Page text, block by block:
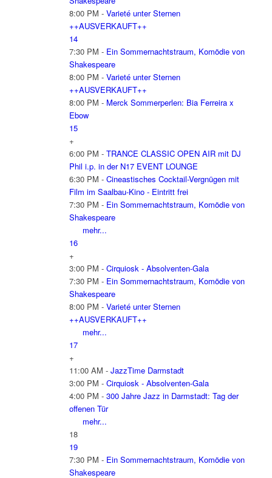
8:00 PM - Varieté unter Sternen
++AUSVERKAUFT++
14
7:30 PM - Ein Sommernachtstraum, Komödie von
Shakespeare
8:00 PM - Varieté unter Sternen
++AUSVERKAUFT++
8:00 PM - Merck Sommerperlen: Bia Ferreira x
Ebow
15
+
6:00 PM - TRANCE CLASSIC OPEN AIR mit DJ
Phil i.p. in der N17 EVENT LOUNGE
6:30 PM - Cineastisches Cocktail-Vergnügen mit
Film im Saalbau-Kino - Eintritt frei
7:30 PM - Ein Sommernachtstraum, Komödie von
Shakespeare
mehr...
16
+
3:00 PM - Cirquiosk - Absolventen-Gala
7:30 PM - Ein Sommernachtstraum, Komödie von
Shakespeare
8:00 PM - Varieté unter Sternen
++AUSVERKAUFT++
mehr...
17
+
11:00 AM - JazzTime Darmstadt
3:00 PM - Cirquiosk - Absolventen-Gala
4:00 PM - 300 Jahre Jazz in Darmstadt: Tag der
offenen Tür
mehr...
18
19
7:30 PM - Ein Sommernachtstraum, Komödie von
Shakespeare